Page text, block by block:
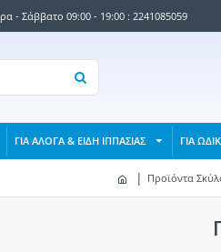
- Σάββατο 09:00 - 19:00 : 2241085059
ΓΙΑ ΑΛΟΓΑ & ΕΙΔΗ ΙΠΠΑΣΙΑΣ ΓΙΑ
Προϊόντα